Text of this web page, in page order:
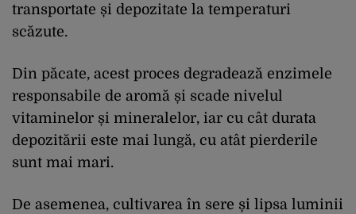
transportate și depozitate la temperaturi
scăzute.
Din păcate, acest proces degradează enzimele
responsabile de aromă și scade nivelul
vitaminelor și mineralelor, iar cu cât durata
depozitării este mai lungă, cu atât pierderile
sunt mai mari.
De asemenea, cultivarea în sere și lipsa luminii